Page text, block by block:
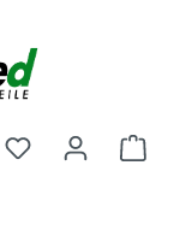
Du hast 0